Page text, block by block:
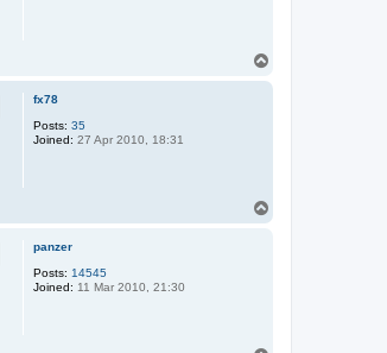
fx78
Posts: 35
Joined: 27 Apr 2010, 18:31
panzer
Posts: 14545
Joined: 11 Mar 2010, 21:30